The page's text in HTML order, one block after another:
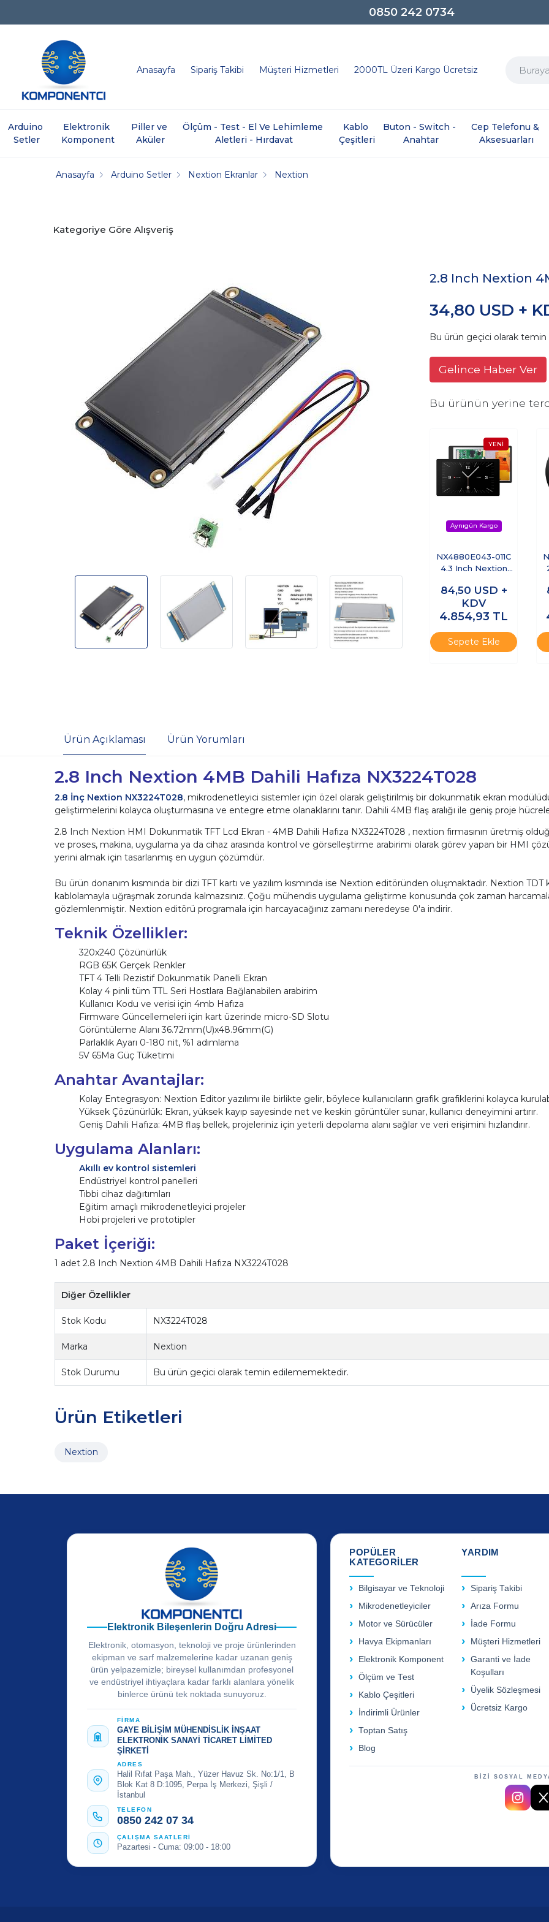
0850 242 0734
Anasayfa Sipariş Takibi Müşteri Hizmetleri 2000TL Üzeri Kargo Ücretsiz
Arduino
Setler
Elektronik
Komponent
Piller ve
Aküler
Ölçüm - Test - El Ve Lehimleme
Aletleri - Hırdavat
Kablo
Çeşitleri
Buton - Switch -
Anahtar
Cep Telefonu &
Aksesuarları
Anasayfa Arduino Setler Nextion Ekranlar Nextion
Kategoriye Göre Alışveriş
2.8 Inch Nextion
34,80 USD +
Bu ürün geçici olarak
Gelince Haber Ver
Bu ürünün yerine
NX4880E043-011C
4.3 Inch Nextion
84,50 USD +
KDV
4.854,93 TL
Sepete Ekle
Ürün Açıklaması Ürün Yorumları
2.8 Inch Nextion 4MB Dahili Hafıza NX3224T028
2.8 İnç Nextion NX3224T028, mikrodenetleyici sistemler için özel olarak geliştirilmiş bir dokunmatik ekran
geliştirmelerini kolayca oluşturmasına ve entegre etme olanaklarını tanır. Dahili 4MB flaş aralığı ile geniş proje
2.8 Inch Nextion HMI Dokunmatik TFT Lcd Ekran - 4MB Dahili Hafıza NX3224T028 , nextion firmasının üretmiş
ve proses, makina, uygulama ya da cihaz arasında kontrol ve görselleştirme arabirimi olarak görev yapan bir HMI
yerini almak için tasarlanmış en uygun çözümdür.
Bu ürün donanım kısmında bir dizi TFT kartı ve yazılım kısmında ise Nextion editöründen oluşmaktadır. Nextion
kablolamayla uğraşmak zorunda kalmazsınız. Çoğu mühendis uygulama geliştirme konusunda çok zaman
gözlemlenmiştir. Nextion editörü programala için harcayacağınız zamanı neredeyse 0'a indirir.
Teknik Özellikler:
320x240 Çözünürlük
RGB 65K Gerçek Renkler
TFT 4 Telli Rezistif Dokunmatik Panelli Ekran
Kolay 4 pinli tüm TTL Seri Hostlara Bağlanabilen arabirim
Kullanıcı Kodu ve verisi için 4mb Hafıza
Firmware Güncellemeleri için kart üzerinde micro-SD Slotu
Görüntüleme Alanı 36.72mm(U)x48.96mm(G)
Parlaklık Ayarı 0-180 nit, %1 adımlama
5V 65Ma Güç Tüketimi
Anahtar Avantajlar:
Kolay Entegrasyon: Nextion Editor yazılımı ile birlikte gelir, böylece kullanıcıların grafik grafiklerini kolayca
Yüksek Çözünürlük: Ekran, yüksek kayıp sayesinde net ve keskin görüntüler sunar, kullanıcı deneyimini artırır.
Geniş Dahili Hafıza: 4MB flaş bellek, projeleriniz için yeterli depolama alanı sağlar ve veri erişimini hızlandırır.
Uygulama Alanları:
Akıllı ev kontrol sistemleri
Endüstriyel kontrol panelleri
Tıbbi cihaz dağıtımları
Eğitim amaçlı mikrodenetleyici projeler
Hobi projeleri ve prototipler
Paket İçeriği:
1 adet 2.8 Inch Nextion 4MB Dahili Hafıza NX3224T028
Diğer Özellikler
Stok Kodu NX3224T028
Marka Nextion
Stok Durumu Bu ürün geçici olarak temin edilememektedir.
Ürün Etiketleri
Nextion
Elektronik Bileşenlerin Doğru Adresi
Elektronik, otomasyon, teknoloji ve proje ürünlerinden
ekipman ve sarf malzemelerine kadar uzanan geniş
ürün yelpazemizle; bireysel kullanımdan profesyonel
ve endüstriyel ihtiyaçlara kadar farklı alanlara yönelik
binlerce ürünü tek noktada sunuyoruz.
FİRMA
GAYE BİLİŞİM MÜHENDİSLİK İNŞAAT
ELEKTRONİK SANAYİ TİCARET LİMİTED
ŞİRKETİ
ADRES
Halil Rıfat Paşa Mah., Yüzer Havuz Sk. No:1/1, B
Blok Kat 8 D:1095, Perpa İş Merkezi, Şişli /
İstanbul
TELEFON
0850 242 07 34
ÇALIŞMA SAATLERİ
Pazartesi - Cuma: 09:00 - 18:00
POPÜLER
KATEGORİLER
Bilgisayar ve Teknoloji
Mikrodenetleyiciler
Motor ve Sürücüler
Havya Ekipmanları
Elektronik Komponent
Ölçüm ve Test
Kablo Çeşitleri
İndirimli Ürünler
Toptan Satış
Blog
YARDIM
Sipariş Takibi
Arıza Formu
İade Formu
Müşteri Hizmetleri
Garanti ve İade
Koşulları
Üyelik Sözleşmesi
Ücretsiz Kargo
BİZİ SOSYAL